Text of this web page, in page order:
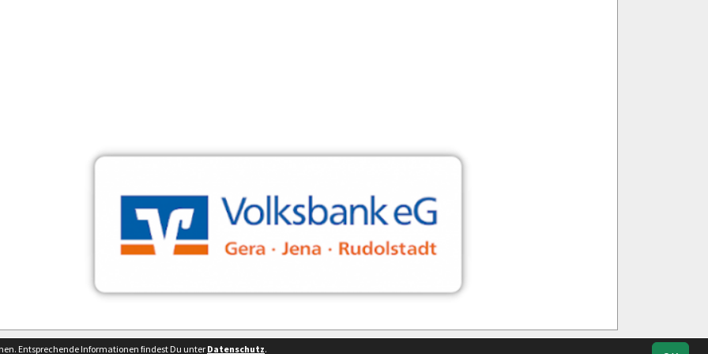
Besucherstatistik
Entsprechende Informationen findest Du unter Datenschutz.